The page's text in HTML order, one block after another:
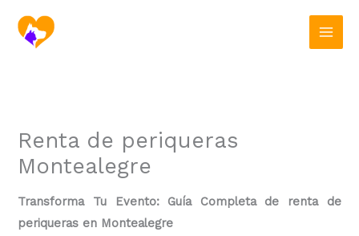
contenido
Renta de periqueras
Montealegre
Transforma Tu Evento: Guía Completa de renta de
periqueras en Montealegre